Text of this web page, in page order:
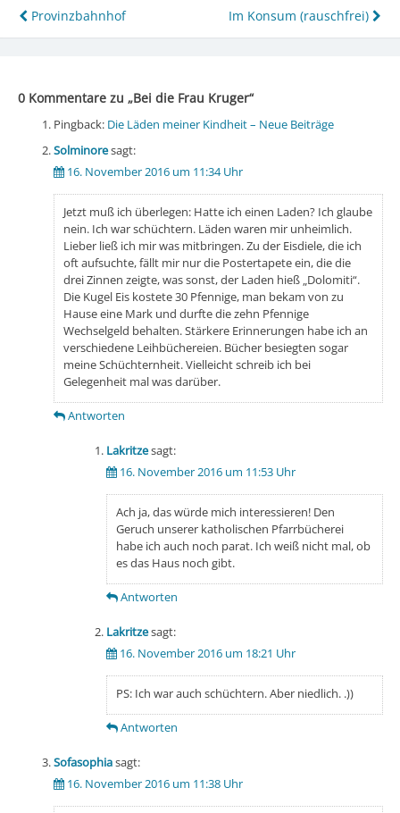
Beitragsnavigation
Provinzbahnhof Im Konsum (rauschfrei)
0 Kommentare zu „Bei die Frau Kruger“
Pingback: Die Läden meiner Kindheit – Neue Beiträge
Solminoresagt:
16. November 2016 um 11:34 Uhr
Jetzt muß ich überlegen: Hatte ich einen Laden? Ich glaube
nein. Ich war schüchtern. Läden waren mir unheimlich.
Lieber ließ ich mir was mitbringen. Zu der Eisdiele, die ich
oft aufsuchte, fällt mir nur die Postertapete ein, die die
drei Zinnen zeigte, was sonst, der Laden hieß „Dolomiti“.
Die Kugel Eis kostete 30 Pfennige, man bekam von zu
Hause eine Mark und durfte die zehn Pfennige
Wechselgeld behalten. Stärkere Erinnerungen habe ich an
verschiedene Leihbüchereien. Bücher besiegten sogar
meine Schüchternheit. Vielleicht schreib ich bei
Gelegenheit mal was darüber.
Antworten
Lakritzesagt:
16. November 2016 um 11:53 Uhr
Ach ja, das würde mich interessieren! Den
Geruch unserer katholischen Pfarrbücherei
habe ich auch noch parat. Ich weiß nicht mal, ob
es das Haus noch gibt.
Antworten
Lakritzesagt:
16. November 2016 um 18:21 Uhr
PS: Ich war auch schüchtern. Aber niedlich. .))
Antworten
Sofasophiasagt:
16. November 2016 um 11:38 Uhr